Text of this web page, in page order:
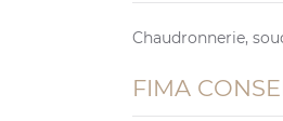
Chaudronnerie,
FIMA